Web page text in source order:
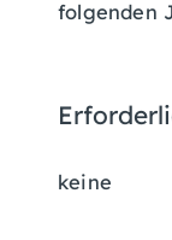
folgenden
keine